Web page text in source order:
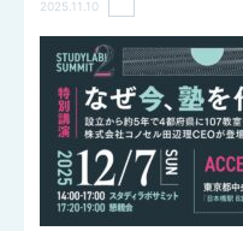
2025.11.10